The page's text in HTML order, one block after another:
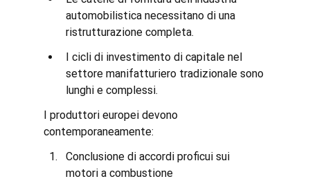
automobilistica necessitano di una
ristrutturazione completa.
I cicli di investimento di capitale nel
settore manifatturiero tradizionale sono
lunghi e complessi.
I produttori europei devono
contemporaneamente:
Conclusione di accordi proficui sui
motori a combustione